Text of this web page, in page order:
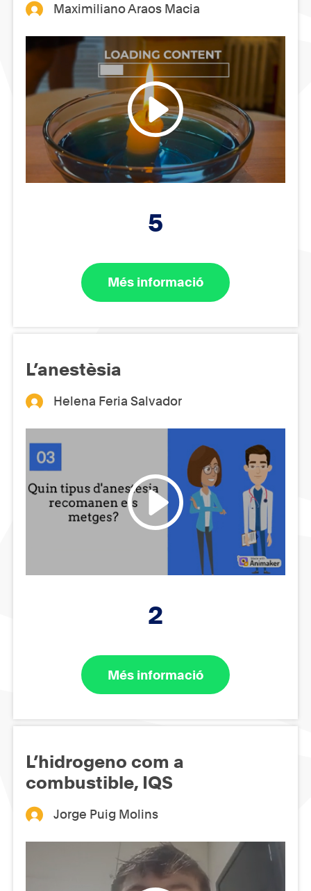
Maximiliano Araos Macia
5
Més informació
L’anestèsia
Helena Feria Salvador
2
Més informació
L’hidrogeno com a
combustible, IQS
Jorge Puig Molins